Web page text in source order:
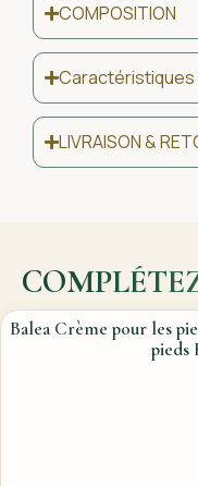
COMPOSITION
Caractéristiques
LIVRAISON &
Balea Crème pour les
pieds